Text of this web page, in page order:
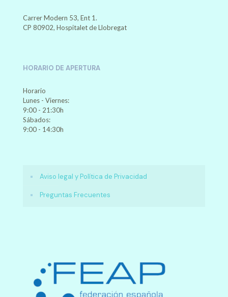
Carrer Modern 53, Ent 1.
CP 80902, Hospitalet de Llobregat
HORARIO DE APERTURA
Horario
Lunes - Viernes:
9:00 - 21:30h
Sábados:
9:00 - 14:30h
Aviso legal y Política de Privacidad
Preguntas Frecuentes